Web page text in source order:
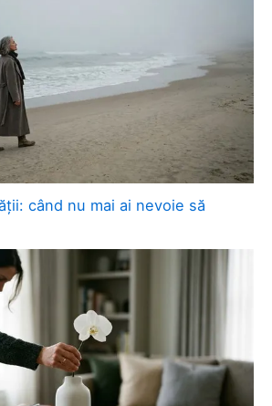
când nu mai ai nevoie să